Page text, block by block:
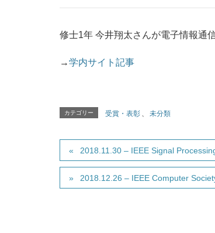
修士1年 今井翔太さんが電子情報通
→学内サイト記事
カテゴリー 受賞・表彰 、 未分類
2018.11.30 – IEEE Signal
2018.12.26 – IEEE Computer